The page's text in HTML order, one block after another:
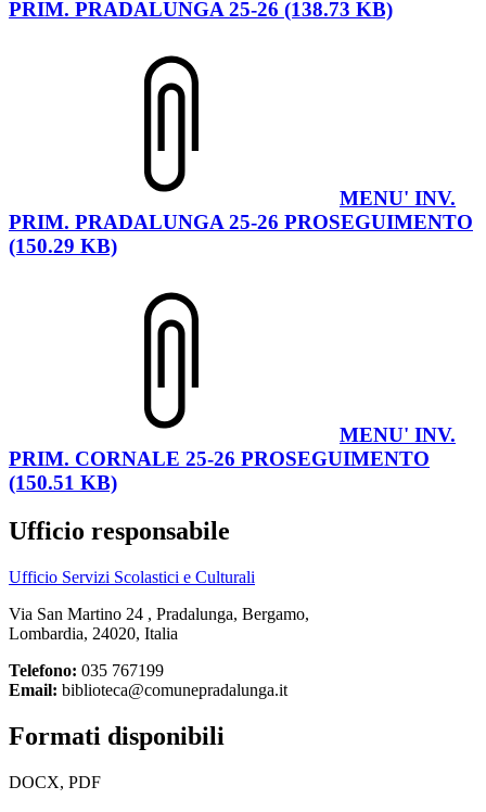
PRIM. PRADALUNGA 25-26 (138.73 KB)
MENU' INV.
PRIM. PRADALUNGA 25-26 PROSEGUIMENTO
(150.29 KB)
MENU' INV.
PRIM. CORNALE 25-26 PROSEGUIMENTO
(150.51 KB)
Ufficio responsabile
Ufficio Servizi Scolastici e Culturali
Via San Martino 24 , Pradalunga, Bergamo,
Lombardia, 24020, Italia
Telefono: 035 767199
Email: biblioteca@comunepradalunga.it
Formati disponibili
DOCX, PDF